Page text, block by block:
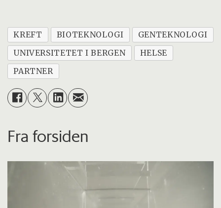
KREFT BIOTEKNOLOGI
GENTEKNOLOGI
UNIVERSITETET I BERGEN
HELSE
PARTNER
Fra forsiden